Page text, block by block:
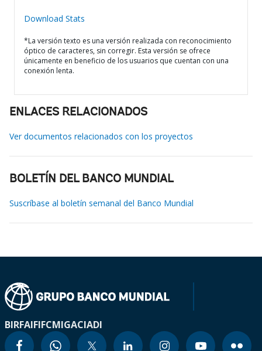
Download Stats
*La versión texto es una versión realizada con reconocimiento
óptico de caracteres, sin corregir. Esta versión se ofrece
únicamente en beneficio de los usuarios que cuentan con una
conexión lenta.
ENLACES RELACIONADOS
Ver documentos relacionados con los proyectos
BOLETÍN DEL BANCO MUNDIAL
Suscríbase al boletín semanal del Banco Mundial
BIRFAIFIFCMIGACIADI